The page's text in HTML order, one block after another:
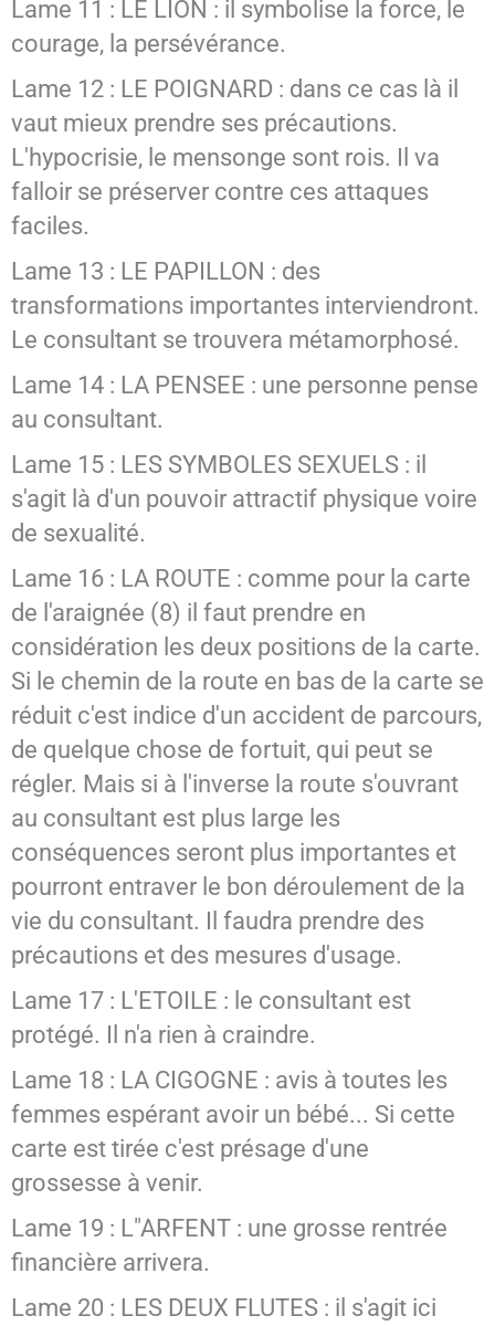
Lame 11 : LE LION : il symbolise la force, le
courage, la persévérance.
Lame 12 : LE POIGNARD : dans ce cas là il
vaut mieux prendre ses précautions.
L'hypocrisie, le mensonge sont rois. Il va
falloir se préserver contre ces attaques
faciles.
Lame 13 : LE PAPILLON : des
transformations importantes interviendront.
Le consultant se trouvera métamorphosé.
Lame 14 : LA PENSEE : une personne pense
au consultant.
Lame 15 : LES SYMBOLES SEXUELS : il
s'agit là d'un pouvoir attractif physique voire
de sexualité.
Lame 16 : LA ROUTE : comme pour la carte
de l'araignée (8) il faut prendre en
considération les deux positions de la carte.
Si le chemin de la route en bas de la carte se
réduit c'est indice d'un accident de parcours,
de quelque chose de fortuit, qui peut se
régler. Mais si à l'inverse la route s'ouvrant
au consultant est plus large les
conséquences seront plus importantes et
pourront entraver le bon déroulement de la
vie du consultant. Il faudra prendre des
précautions et des mesures d'usage.
Lame 17 : L'ETOILE : le consultant est
protégé. Il n'a rien à craindre.
Lame 18 : LA CIGOGNE : avis à toutes les
femmes espérant avoir un bébé... Si cette
carte est tirée c'est présage d'une
grossesse à venir.
Lame 19 : L"ARFENT : une grosse rentrée
financière arrivera.
Lame 20 : LES DEUX FLUTES : il s'agit ici